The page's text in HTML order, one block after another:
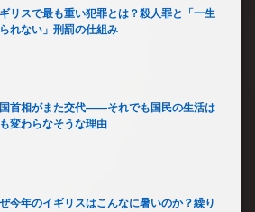
リスで最も重い犯罪とは？殺人罪と「一生
れない」刑罰の仕組み
首相がまた交代――それでも国民の生活は
変わらなそうな理由
今年のイギリスはこんなに暑いのか？繰り